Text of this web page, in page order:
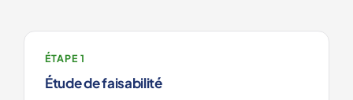
ÉTAPE 1
Étude de faisabilité